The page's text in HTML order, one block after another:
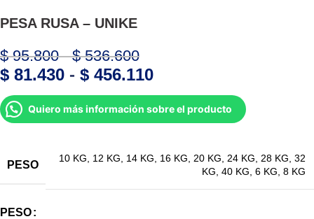
PESA RUSA – UNIKE
$95.800 - $536.600
$ 81.430 - $ 456.110
Quiero más información sobre el producto
PESO
10 KG 12 KG 14 KG 16 KG 20 KG 24 KG 28 KG 32
KG 40 KG 6 KG 8 KG
PESO